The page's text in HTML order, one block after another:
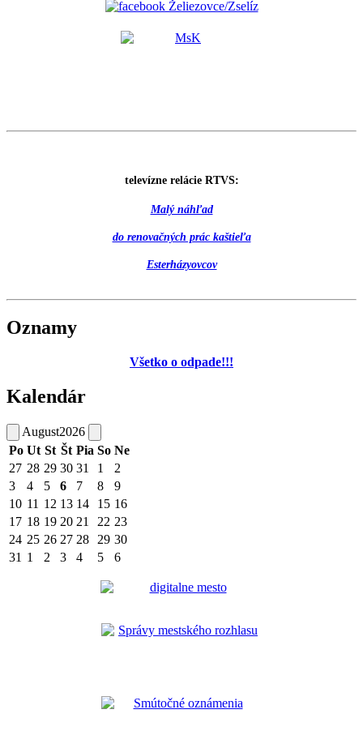
televízne relácie RTVS:
Malý náhľad
do renovačných prác kaštieľa
Esterházyovcov
Oznamy
Všetko o odpade!!!
Kalendár
August2026
Po Ut St Št Pia So Ne
27 28 29 30 31 1
2
3
4 5 6 7 8
9
10 11 12 13 14 15 16
17 18 19 20 21 22 23
24 25 26 27 28 29 30
31 1 2 3 4 5 6